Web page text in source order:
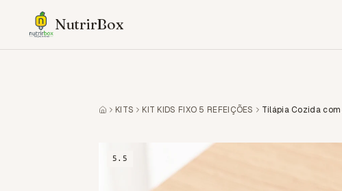
NutrirBox
KITS KIT KIDS FIXO 5 REFEIÇÕES
5.5